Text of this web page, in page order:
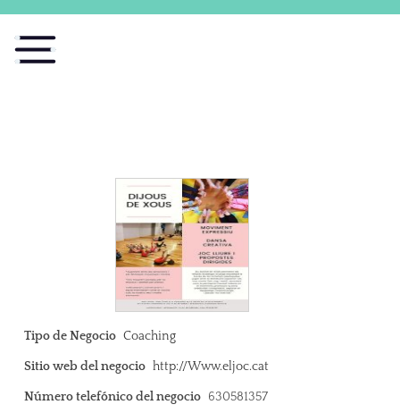
Tipo de Negocio Coaching
Sitio web del negocio http://Www.eljoc.cat
Número telefónico del negocio 630581357